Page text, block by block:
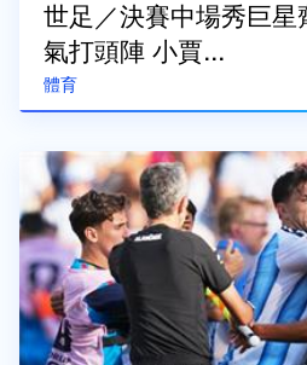
體育
世足／決賽中場秀巨星
氣打頭陣 小賈...